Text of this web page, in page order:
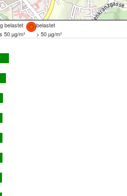
belastet
belastet
50 µg/m³ > 50 µg/m³